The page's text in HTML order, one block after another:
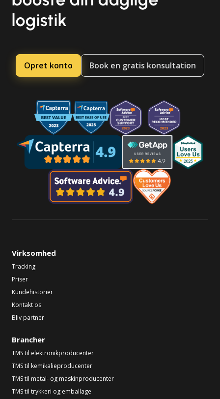
logistik
Opret konto Book en gratis konsultation
Virksomhed
Tracking
Priser
Kundehistorier
Kontakt os
Bliv partner
Brancher
TMS til elektronikproducenter
TMS til kemikalieproducenter
TMS til metal- og maskinproducenter
TMS til trykkeri og emballage